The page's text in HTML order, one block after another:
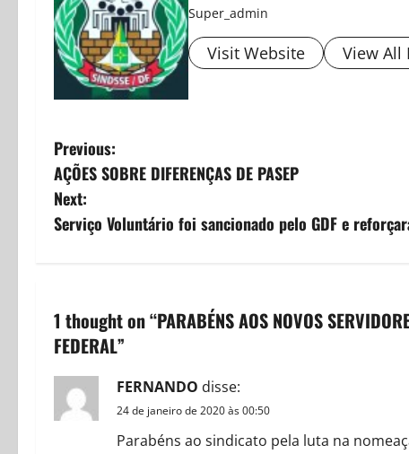
Super_admin
Visit Website View All
P
o
s
n
a
v
i
Previous:
AÇÕES SOBRE DIFERENÇAS DE PASEP
Next:
Serviço Voluntário foi sancionado pelo GDF e
1 thought on “PARABÉNS AOS NOVOS
FEDERAL”
FERNANDO disse:
24 de janeiro de 2020 às 00:50
Parabéns ao sindicato pela luta na